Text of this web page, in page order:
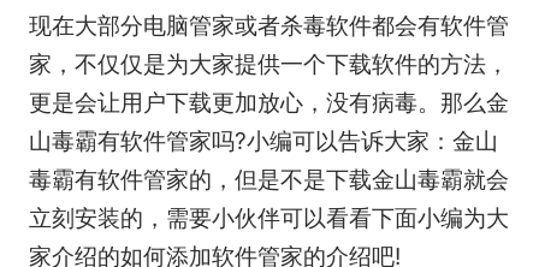
现在大部分电脑管家或者杀毒软件都会有软件管
家，不仅仅是为大家提供一个下载软件的方法，
更是会让用户下载更加放心，没有病毒。那么金
山毒霸有软件管家吗?小编可以告诉大家：金山
毒霸有软件管家的，但是不是下载金山毒霸就会
立刻安装的，需要小伙伴可以看看下面小编为大
家介绍的如何添加软件管家的介绍吧!